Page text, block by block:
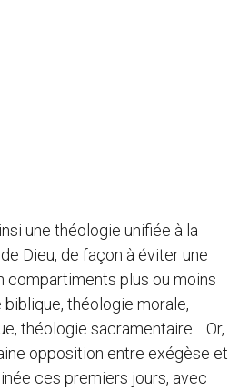
une théologie unifiée à la
Dieu, de façon à éviter une
compartiments plus ou moins
théologie morale,
théologie sacramentaire… Or,
opposition entre exégèse et
ces premiers jours, avec